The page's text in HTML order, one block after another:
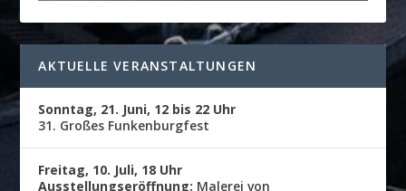
AKTUELLE VERANSTALTUNGEN
Sonntag, 21. Juni, 12 bis 22 Uhr
31. Großes Funkenburgfest
Freitag, 10. Juli, 18 Uhr
Ausstellungseröffnung: Malerei von